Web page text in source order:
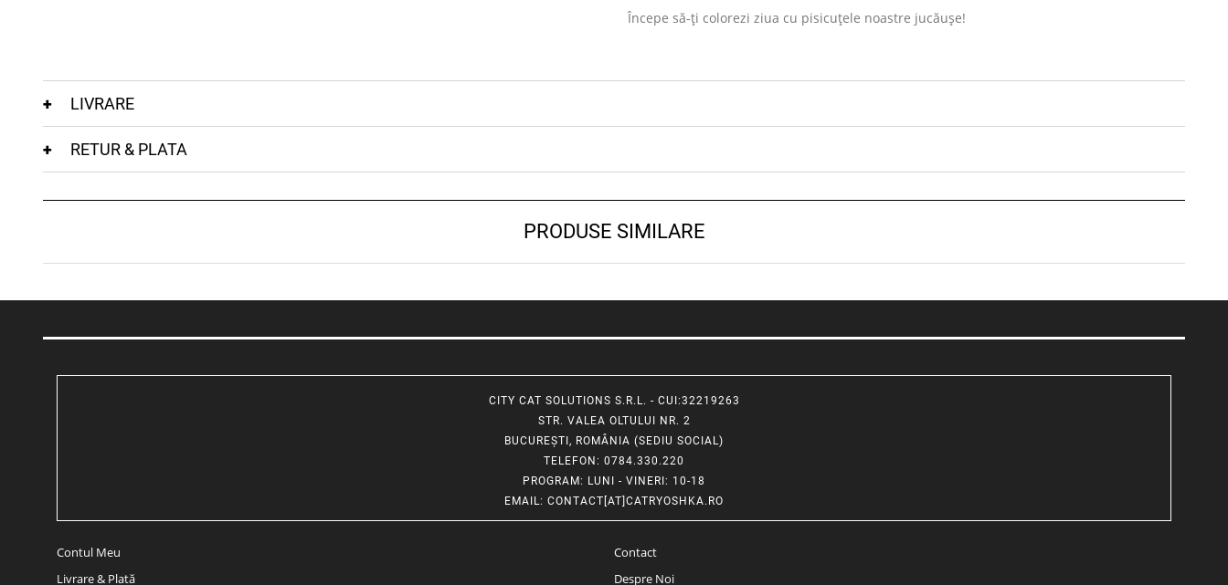
Începe să-ți colorezi ziua cu pisicuțele noastre jucăușe!
LIVRARE
RETUR & PLATA
PRODUSE SIMILARE
CITY CAT SOLUTIONS S.R.L. - CUI:32219263
STR. VALEA OLTULUI NR. 2
BUCUREȘTI, ROMÂNIA (SEDIU SOCIAL)
TELEFON : 0784.330.220
PROGRAM: LUNI - VINERI: 10-18
EMAIL: CONTACT[AT]CATRYOSHKA.RO
Contul Meu
Livrare & Plată
Contact
Despre Noi